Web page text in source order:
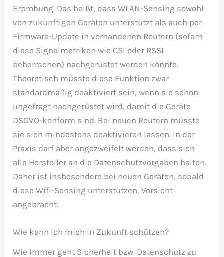
Erprobung. Das heißt, dass WLAN-Sensing sowohl
von zukünftigen Geräten unterstützt als auch per
Firmware-Update in vorhandenen Routern (sofern
diese Signalmetriken wie CSI oder RSSI
beherrschen) nachgerüstet werden könnte.
Theoretisch müsste diese Funktion zwar
standardmäßig deaktiviert sein, wenn sie schon
ungefragt nachgerüstet wird, damit die Geräte
DSGVO-konform sind. Bei neuen Routern müsste
sie sich mindestens deaktivieren lassen. In der
Praxis darf aber angezweifelt werden, dass sich
alle Hersteller an die Datenschutzvorgaben halten.
Daher ist insbesondere bei neuen Geräten, sobald
diese Wifi-Sensing unterstützen, Vorsicht
angebracht.
Wie kann ich mich in Zukunft schützen?
Wie immer geht Sicherheit bzw. Datenschutz zu